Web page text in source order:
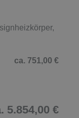
ca. 751,00 €
5.854,00 €